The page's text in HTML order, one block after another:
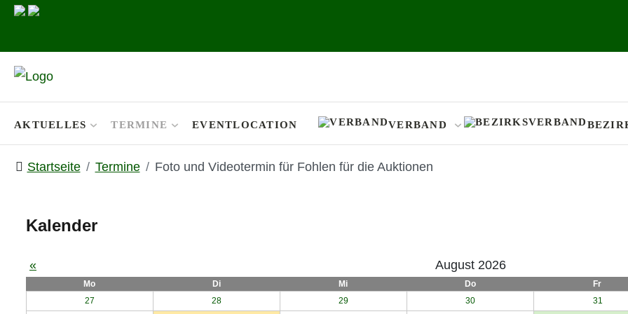
AKTUELLES TERMINE EVENTLOCATION VERBAND
Startseite Termine Foto und Videotermin für Fohlen für die Auktionen
Kalender
« August 2026
Mo Di Mi Do Fr
27
28 29 30 31